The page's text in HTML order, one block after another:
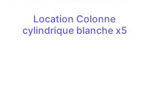
Location Colonne
cylindrique blanche x5